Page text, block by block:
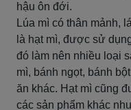
hậu ôn đới.
Lúa mì có thân mảnh,
là hạt mì, được sử
đó làm nên nhiều loại
mì, bánh ngọt, bánh
ăn khác. Hạt mì cũng
các sản phẩm khác